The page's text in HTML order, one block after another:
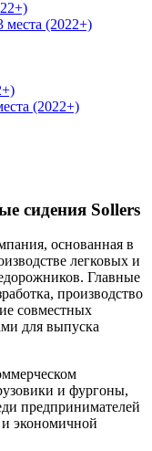
места (2022+)
(2022+)
сидения Sollers
основанная в
легковых и
Главные
производство
совместных
для выпуска
и фургоны,
предпринимателей
экономичной